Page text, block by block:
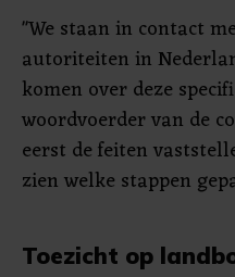
"We staan in contact
autoriteiten in
komen over deze
woordvoerder van de
eerst de feiten
zien welke stappen
Toezicht op